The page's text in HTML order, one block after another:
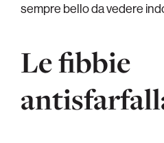
sempre bello da vedere
Le fibbie